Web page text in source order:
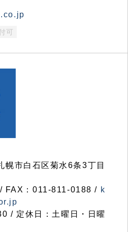
可
市白石区菊水6条3丁目
FAX：011-811-0188 / k
/ 定休日：土曜日・日曜